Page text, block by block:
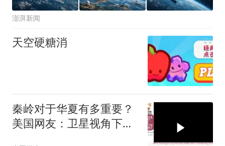
澎湃新闻
天空硬糖消
秦岭对于华夏有多重要？
美国网友：卫星视角下的